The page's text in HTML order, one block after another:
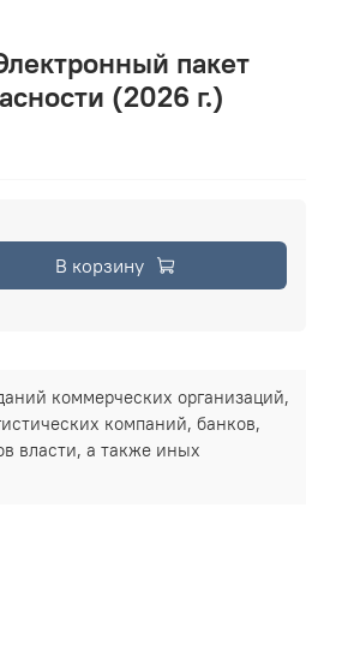
пакет
(2026 г.)
В корзину
коммерческих организаций,
компаний, банков,
власти, а также иных